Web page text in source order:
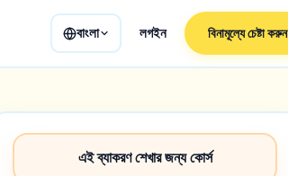
বাংলা লগইন বিনামূল্যে চেষ্টা করুন
এই ব্যাকরণ শেখার জন্য কোর্স